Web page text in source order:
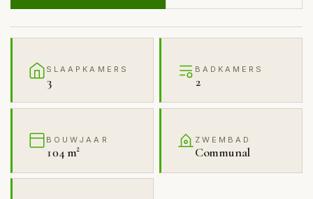
SLAAPKAMERS
3
BADKAMERS
2
BOUWJAAR
104 m²
ZWEMBAD
Communal